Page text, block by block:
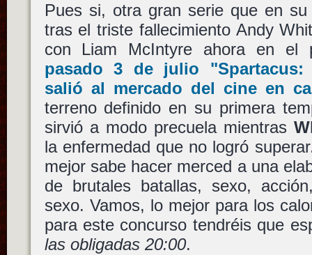
Pues si, otra gran serie que en
tras el triste fallecimiento Andy
con Liam McIntyre ahora en el
pasado 3 de julio "Spartacus:
salió al mercado del cine en
terreno definido en su primera
sirvió a modo precuela mientras
la enfermedad que no logró
mejor sabe hacer merced a una
de brutales batallas, sexo,
sexo. Vamos, lo mejor para los
para este concurso tendréis que
las obligadas 20:00.